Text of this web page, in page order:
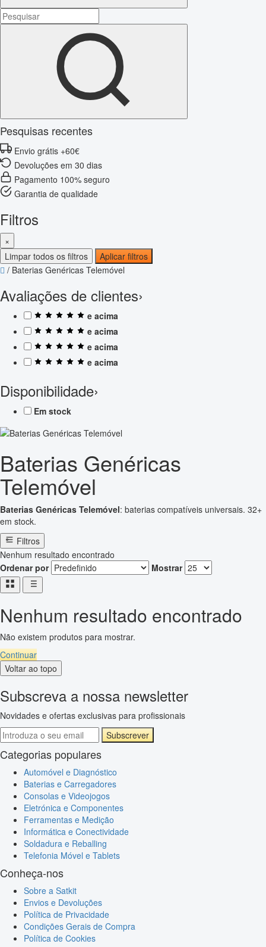
Pesquisas recentes
Envio grátis +60€
Devoluções em 30 dias
Pagamento 100% seguro
Garantia de qualidade
Filtros
×
Limpar todos os filtros
Aplicar filtros
/ Baterias Genéricas Telemóvel
Avaliações de clientes›
e acima
e acima
e acima
e acima
Disponibilidade›
Em stock
Baterias Genéricas
Telemóvel
Baterias Genéricas Telemóvel: baterias compatíveis universais. 32+
em stock.
Filtros
Nenhum resultado encontrado
Ordenar por
Mostrar
Nenhum resultado encontrado
Não existem produtos para mostrar.
Continuar
Voltar ao topo
Subscreva a nossa newsletter
Novidades e ofertas exclusivas para profissionais
Subscrever
Categorias populares
Automóvel e Diagnóstico
Baterias e Carregadores
Consolas e Videojogos
Eletrónica e Componentes
Ferramentas e Medição
Informática e Conectividade
Soldadura e Reballing
Telefonia Móvel e Tablets
Conheça-nos
Sobre a Satkit
Envios e Devoluções
Política de Privacidade
Condições Gerais de Compra
Política de Cookies